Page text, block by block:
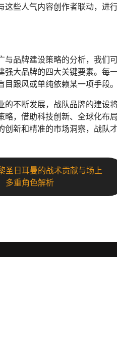
这些人气内容创作者联动，进
与品牌建设策略的分析，我们
强大品牌的四大关键要素。每
目跟风或单纯依赖某一项手段。
的不断发展，战队品牌的建设
略，借助科技创新、全球化布
创新和精准的市场洞察，战队
圣日耳曼的战术贡献与场上
多重角色解析